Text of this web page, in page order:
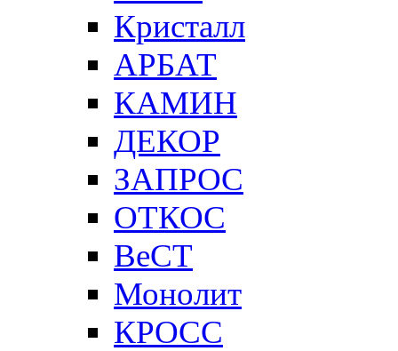
Кристалл
АРБАТ
КАМИН
ДЕКОР
ЗАПРОС
ОТКОС
ВеСТ
Монолит
КРОСС